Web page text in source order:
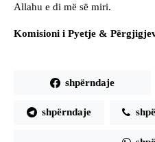
Allahu e di më së miri.
Komisioni i Pyetje &
shpërndaje
shpërndaje